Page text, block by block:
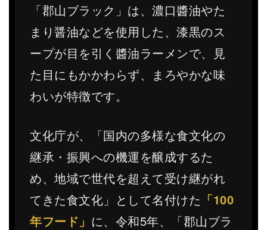
「郡山ブラック」は、濃口醬油やた
まり醤油などを使用した、漆黒のス
ープが目を引く醬油ラーメンで、見
た目にもかかわらず、まろやかな味
わいが特徴です。
文化庁が、「国内の多様な食文化の
継承・振興への機運を醸成するた
め、地域で世代を超えて受け継がれ
てきた食文化」として名付けた 「100
年フード」 に、令和5年、「郡山ブラ